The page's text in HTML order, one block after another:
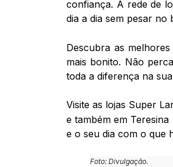
confiança. A rede de
dia a dia sem pesar no
Descubra as
mais bonito. Não
toda a diferença na
Visite as lojas Super
e também em Teresina
e o seu dia com o que
Foto: Divulgação.